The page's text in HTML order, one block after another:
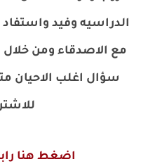
الدراسيه وفيد
مع الاصدقاء ومن خلال
سؤال اغلب الاحيان
اضغط هنا